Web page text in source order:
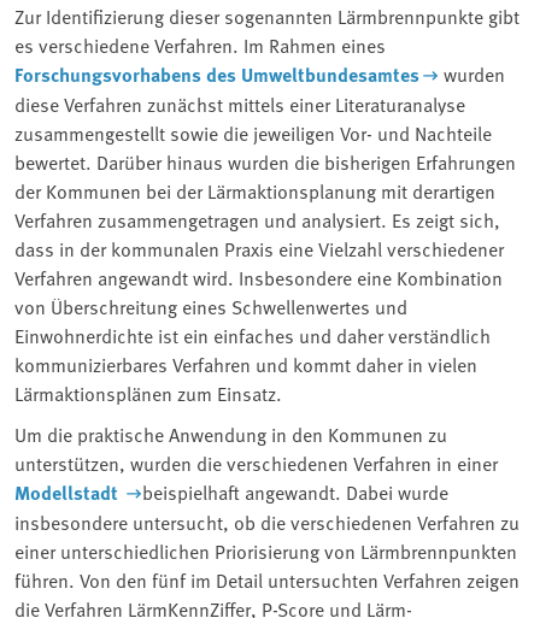
Zur Identifizierung dieser sogenannten Lärmbrennpunkte gibt
es verschiedene Verfahren. Im Rahmen eines
Forschungsvorhabens des Umweltbundesamtes
wurden
diese Verfahren zunächst mittels einer Literaturanalyse
zusammengestellt sowie die jeweiligen Vor- und Nachteile
bewertet. Darüber hinaus wurden die bisherigen Erfahrungen
der Kommunen bei der Lärmaktionsplanung mit derartigen
Verfahren zusammengetragen und analysiert. Es zeigt sich,
dass in der kommunalen Praxis eine Vielzahl verschiedener
Verfahren angewandt wird. Insbesondere eine Kombination
von Überschreitung eines Schwellenwertes und
Einwohnerdichte ist ein einfaches und daher verständlich
kommunizierbares Verfahren und kommt daher in vielen
Lärmaktionsplänen zum Einsatz.
Um die praktische Anwendung in den Kommunen zu
unterstützen, wurden die verschiedenen Verfahren in einer
Modellstadt
beispielhaft angewandt. Dabei wurde
insbesondere untersucht, ob die verschiedenen Verfahren zu
einer unterschiedlichen Priorisierung von Lärmbrennpunkten
führen. Von den fünf im Detail untersuchten Verfahren zeigen
die Verfahren LärmKennZiffer, P-Score und Lärm-